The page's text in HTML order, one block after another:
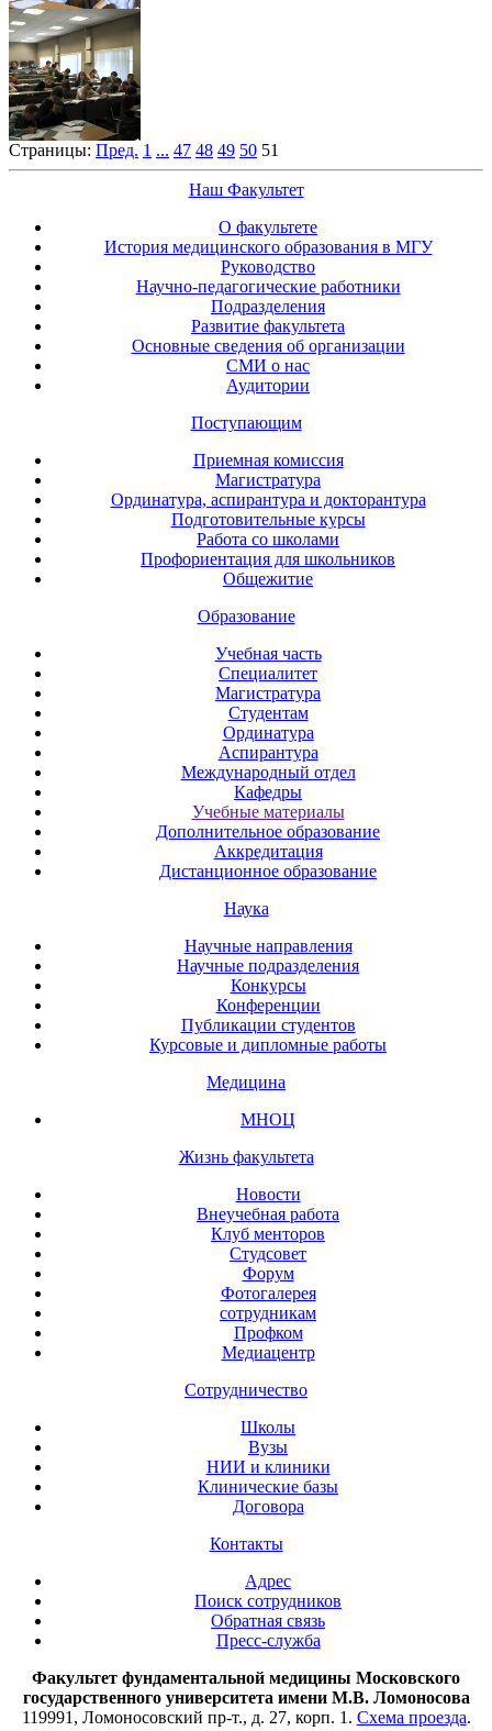
Страницы: Пред. 1 ... 47 48 49 50 51
Наш Факультет
О факультете
История медицинского образования в МГУ
Руководство
Научно-педагогические работники
Подразделения
Развитие факультета
Основные сведения об организации
СМИ о нас
Аудитории
Поступающим
Приемная комиссия
Магистратура
Ординатура, аспирантура и докторантура
Подготовительные курсы
Работа со школами
Профориентация для школьников
Общежитие
Образование
Учебная часть
Специалитет
Магистратура
Студентам
Ординатура
Аспирантура
Международный отдел
Кафедры
Учебные материалы
Дополнительное образование
Аккредитация
Дистанционное образование
Наука
Научные направления
Научные подразделения
Конкурсы
Конференции
Публикации студентов
Курсовые и дипломные работы
Медицина
МНОЦ
Жизнь факультета
Новости
Внеучебная работа
Клуб менторов
Студсовет
Форум
Фотогалерея
сотрудникам
Профком
Медиацентр
Сотрудничество
Школы
Вузы
НИИ и клиники
Клинические базы
Договора
Контакты
Адрес
Поиск сотрудников
Обратная связь
Пресс-служба
Факультет фундаментальной медицины Московского
государственного университета имени М.В. Ломоносова
119991, Ломоносовский пр-т., д. 27, корп. 1. Схема проезда.